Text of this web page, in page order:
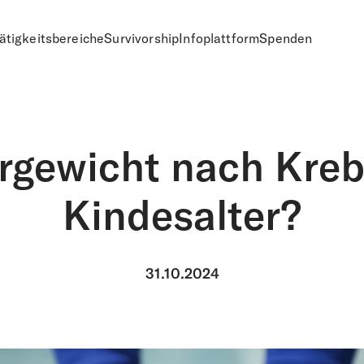
SurvivorshipInfoplattformSpenden
nach
Kindesalter?
31.10.2024